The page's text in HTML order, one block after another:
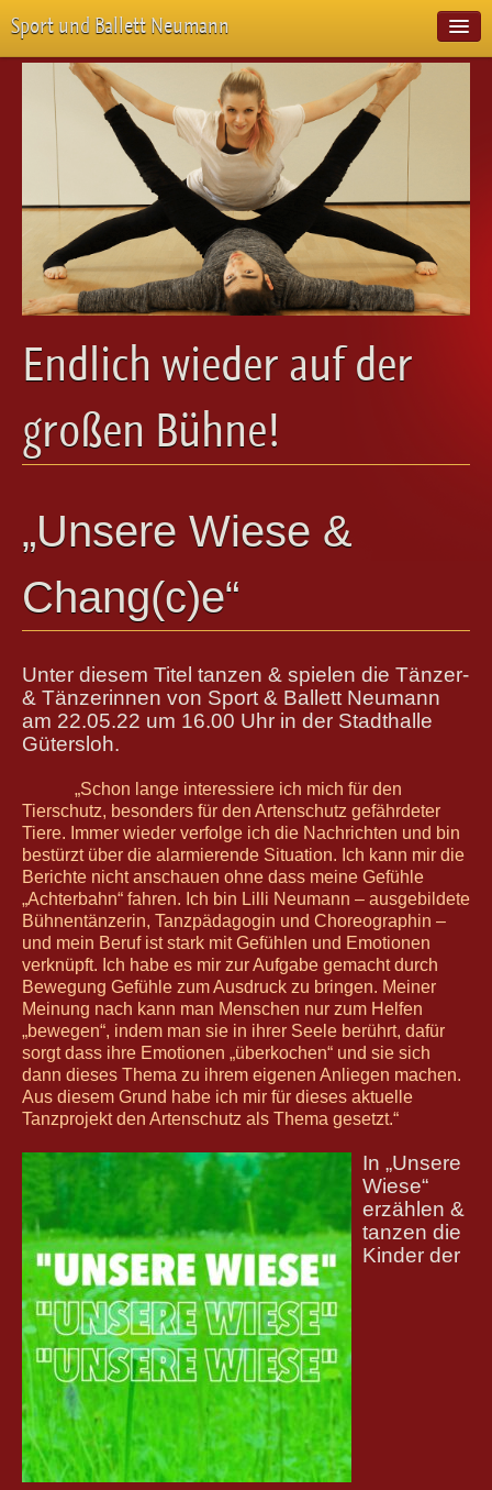
Sport und Ballett Neumann
Start
Neuigkeiten
Über Uns
Veranstaltungen
Emotion Pur
Meisterschaften
Projekte
Vorstellungen
Workshops
Galerie
Kontakt
Videos
Kreative Früherziehung / Kinderballett
Modern / Jazz / Contemporary
Steptanz
Endlich wieder auf der
großen Bühne!
„Unsere Wiese &
Chang(c)e“
Unter diesem Titel tanzen & spielen die Tänzer-
& Tänzerinnen von Sport & Ballett Neumann
am 22.05.22 um 16.00 Uhr in der Stadthalle
Gütersloh.
„Schon lange interessiere ich mich für den
Tierschutz, besonders für den Artenschutz gefährdeter
Tiere. Immer wieder verfolge ich die Nachrichten und bin
bestürzt über die alarmierende Situation. Ich kann mir die
Berichte nicht anschauen ohne dass meine Gefühle
„Achterbahn“ fahren. Ich bin Lilli Neumann – ausgebildete
Bühnentänzerin, Tanzpädagogin und Choreographin –
und mein Beruf ist stark mit Gefühlen und Emotionen
verknüpft. Ich habe es mir zur Aufgabe gemacht durch
Bewegung Gefühle zum Ausdruck zu bringen. Meiner
Meinung nach kann man Menschen nur zum Helfen
„bewegen“, indem man sie in ihrer Seele berührt, dafür
sorgt dass ihre Emotionen „überkochen“ und sie sich
dann dieses Thema zu ihrem eigenen Anliegen machen.
Aus diesem Grund habe ich mir für dieses aktuelle
Tanzprojekt den Artenschutz als Thema gesetzt.“
In „Unsere
Wiese“
erzählen &
tanzen die
Kinder der